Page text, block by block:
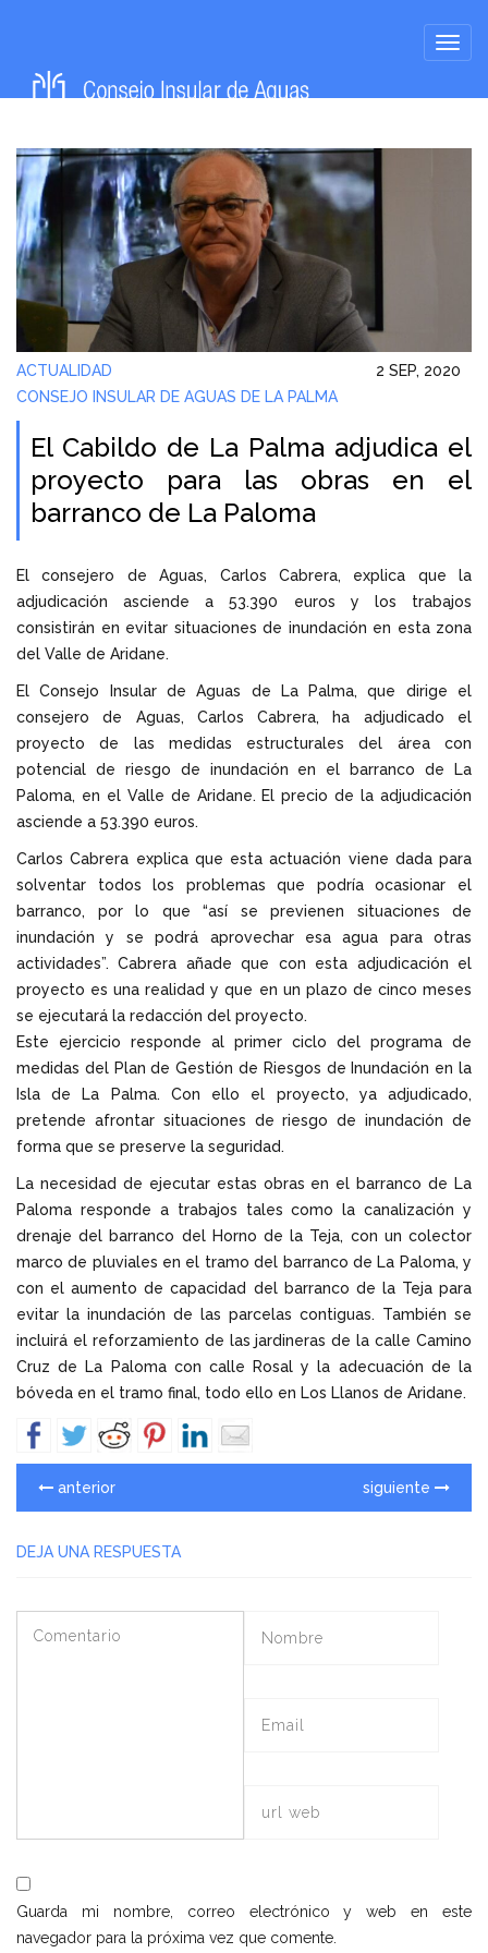
ACTUALIDAD
2 SEP, 2020
CONSEJO INSULAR DE AGUAS DE LA PALMA
El Cabildo de La Palma adjudica el
proyecto para las obras en el
barranco de La Paloma
El consejero de Aguas, Carlos Cabrera, explica que la
adjudicación asciende a 53.390 euros y los trabajos
consistirán en evitar situaciones de inundación en esta zona
del Valle de Aridane.
El Consejo Insular de Aguas de La Palma, que dirige el
consejero de Aguas, Carlos Cabrera, ha adjudicado el
proyecto de las medidas estructurales del área con
potencial de riesgo de inundación en el barranco de La
Paloma, en el Valle de Aridane. El precio de la adjudicación
asciende a 53.390 euros.
Carlos Cabrera explica que esta actuación viene dada para
solventar todos los problemas que podría ocasionar el
barranco, por lo que “así se previenen situaciones de
inundación y se podrá aprovechar esa agua para otras
actividades”. Cabrera añade que con esta adjudicación el
proyecto es una realidad y que en un plazo de cinco meses
se ejecutará la redacción del proyecto.
Este ejercicio responde al primer ciclo del programa de
medidas del Plan de Gestión de Riesgos de Inundación en la
Isla de La Palma. Con ello el proyecto, ya adjudicado,
pretende afrontar situaciones de riesgo de inundación de
forma que se preserve la seguridad.
La necesidad de ejecutar estas obras en el barranco de La
Paloma responde a trabajos tales como la canalización y
drenaje del barranco del Horno de la Teja, con un colector
marco de pluviales en el tramo del barranco de La Paloma, y
con el aumento de capacidad del barranco de la Teja para
evitar la inundación de las parcelas contiguas. También se
incluirá el reforzamiento de las jardineras de la calle Camino
Cruz de La Paloma con calle Rosal y la adecuación de la
bóveda en el tramo final, todo ello en Los Llanos de Aridane.
anterior siguiente
DEJA UNA RESPUESTA
Guarda mi nombre, correo electrónico y web en este
navegador para la próxima vez que comente.